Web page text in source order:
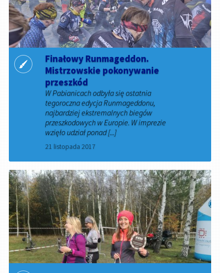
Finałowy Runmageddon.
Mistrzowskie pokonywanie
przeszkód
W Pabianicach odbyła się ostatnia
tegoroczna edycja Runmageddonu,
najbardziej ekstremalnych biegów
przeszkodowych w Europie. W imprezie
wzięło udział ponad [...]
21 listopada 2017